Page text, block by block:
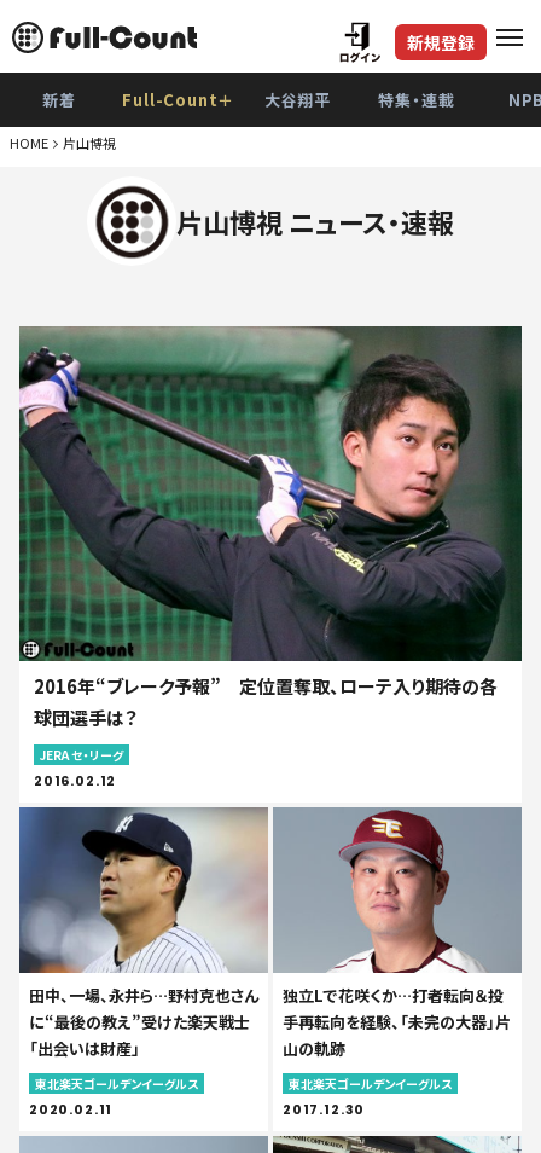
新規登録
新着 Full-Count＋ 大谷翔平 特集・連載
HOME 片山博視
片山博視 ニュース・速報
2016年“ブレーク予報” 定位置奪取、ローテ入り期待の各
球団選手は？
JERA セ・リーグ
2016.02.12
田中、一場、永井ら…野村克也さん
に“最後の教え”受けた楽天戦士
「出会いは財産」
東北楽天ゴールデンイーグルス
2020.02.11
独立Lで花咲くか…打者転向＆投
手再転向を経験、「未完の大器」片
山の軌跡
東北楽天ゴールデンイーグルス
2017.12.30